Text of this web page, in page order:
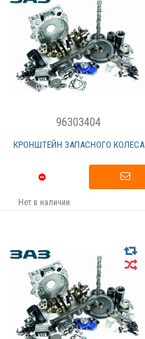
96303404
КРОНШТЕЙН ЗАПАСНОГО КОЛЕСА
Нет в наличии